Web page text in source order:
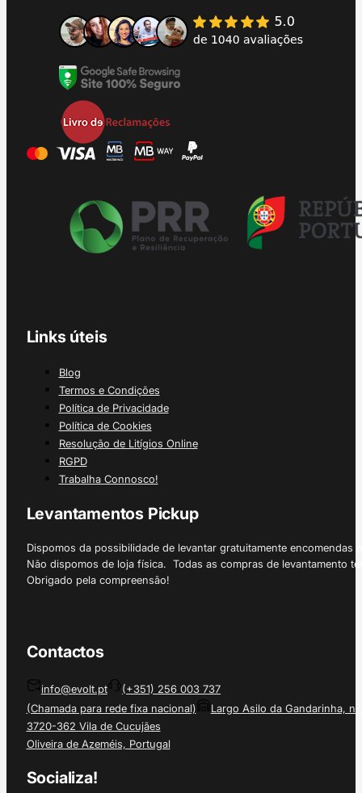
Links úteis
Blog
Termos e Condições
Política de Privacidade
Política de Cookies
Resolução de Litígios Online
RGPD
Trabalha Connosco!
Levantamentos Pickup
Dispomos da possibilidade de levantar gratuitamente
Não dispomos de loja física. Todas as compras de levantamento
Obrigado pela compreensão!
Contactos
info@evolt.pt
(+351) 256 003 737
(Chamada para rede fixa nacional)
Largo Asilo da Gandarinha, nº
3720-362 Vila de Cucujães
Oliveira de Azeméis, Portugal
Socializa!